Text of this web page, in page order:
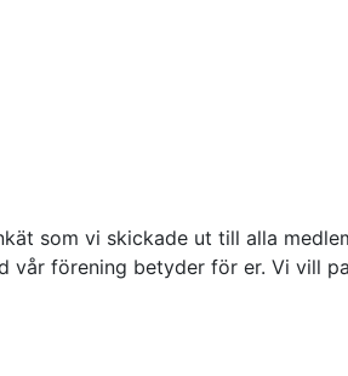
som vi skickade ut till alla
vår förening betyder för er. Vi vill